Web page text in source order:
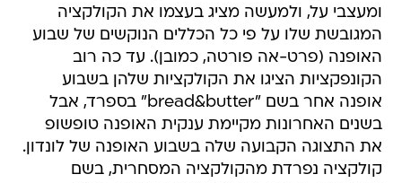
ומעצבי על, ולמעשה מציג בעצמו את הקולקציה
המגובשת שלו על פי כל הכללים הנוקשים של שבוע
האופנה (פרט-אה פורטה, כמובן). עד כה רוב
הקונפקציות הציגו את הקולקציות שלהן בשבוע
אופנה אחר בשם "bread&butter" בספרד, אבל
בשנים האחרונות מקיימת ענקית האופנה טופשופ
את התצוגה הקבועה שלה בשבוע האופנה של לונדון.
קולקציה נפרדת מהקולקציה המסחרית, בשם